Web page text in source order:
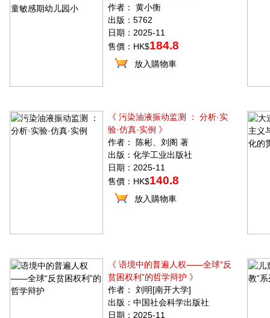
作者： 黄小衡
出版：5762
日期：2025-11
售價：HK$184.8
放入購物車
《 污染油液振动监测 ： 分析·实
验·仿真·实例 》
作者： 陈彬、刘阁 著
出版：化学工业出版社
日期：2025-11
售價：HK$140.8
放入購物車
《 语境中的普遍人权——全球“反
贫困权利”的哲学辩护 》
作者： 刘明[南开大学]
出版：中国社会科学出版社
日期：2025-11